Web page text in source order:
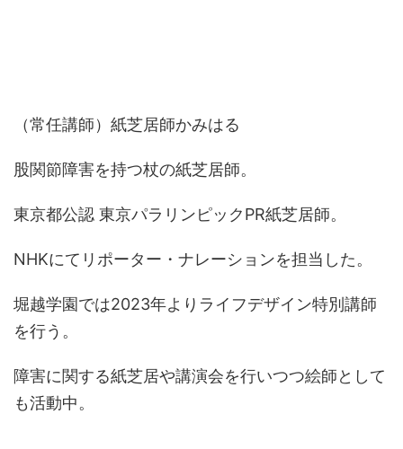
（常任講師）紙芝居師かみはる
股関節障害を持つ杖の紙芝居師。
東京都公認 東京パラリンピックPR紙芝居師。
NHKにてリポーター・ナレーションを担当した。
堀越学園では2023年よりライフデザイン特別講師
を行う。
障害に関する紙芝居や講演会を行いつつ絵師として
も活動中。